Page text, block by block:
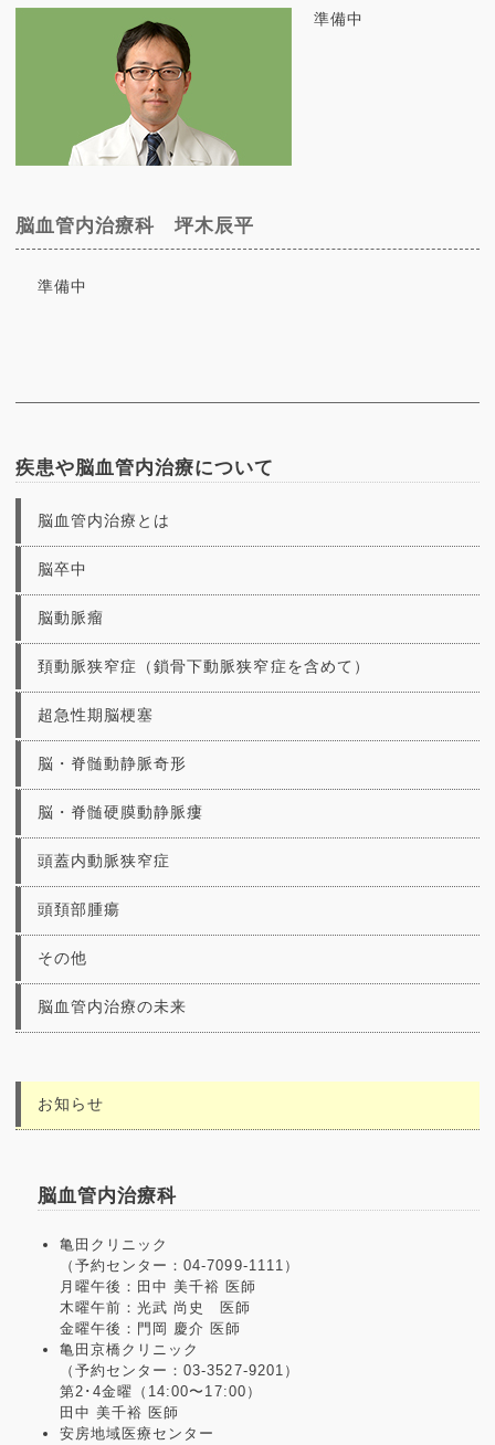
準備中
脳血管内治療科 坪木辰平
準備中
疾患や脳血管内治療について
脳血管内治療とは
脳卒中
脳動脈瘤
頚動脈狭窄症（鎖骨下動脈狭窄症を含めて）
超急性期脳梗塞
脳・脊髄動静脈奇形
脳・脊髄硬膜動静脈瘻
頭蓋内動脈狭窄症
頭頚部腫瘍
その他
脳血管内治療の未来
お知らせ
脳血管内治療科
亀田クリニック
（予約センター：04-7099-1111）
月曜午後：田中 美千裕 医師
木曜午前：光武 尚史 医師
金曜午後：門岡 慶介 医師
亀田京橋クリニック
（予約センター：03-3527-9201）
第2･4金曜（14:00〜17:00）
田中 美千裕 医師
安房地域医療センター